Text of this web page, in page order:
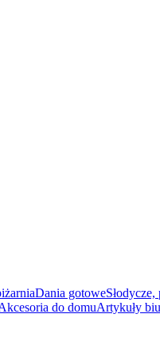
Dania gotowe
do domuArtykuły